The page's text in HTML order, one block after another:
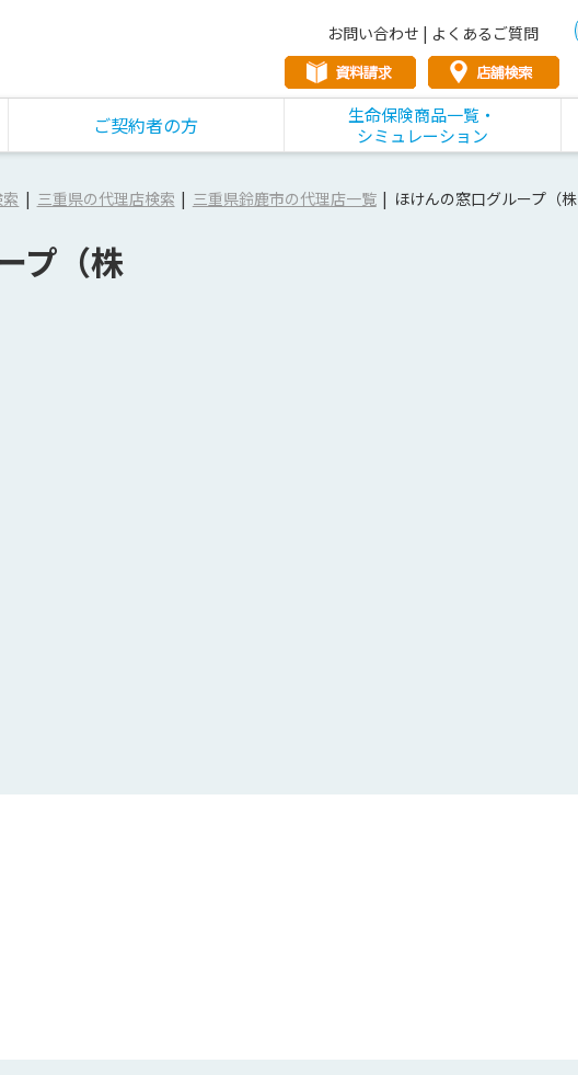
お問い合わせ | よくあるご質問
ご契約者の方
生命保険商品一覧・
シミュレーション
三重県の代理店検索 三重県鈴鹿市の代理店一覧 ほけんの窓口グループ（株
プ（株